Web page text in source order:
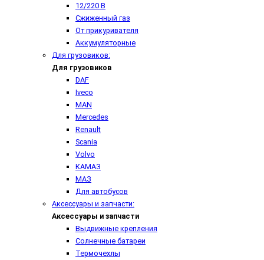
12/220 В
Сжиженный газ
От прикуривателя
Аккумуляторные
Для грузовиков:
Для грузовиков
DAF
Iveco
MAN
Mercedes
Renault
Scania
Volvo
КАМАЗ
МАЗ
Для автобусов
Аксессуары и запчасти:
Аксессуары и запчасти
Выдвижные крепления
Солнечные батареи
Термочехлы